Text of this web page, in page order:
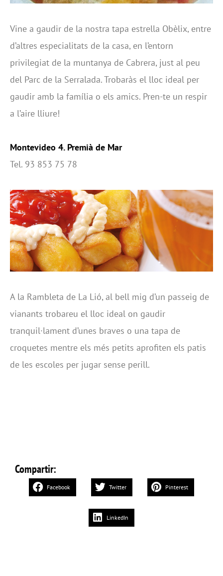
Vine a gaudir de la nostra tapa estrella Obèlix, entre
d’altres especialitats de la casa, en l’entorn
privilegiat de la muntanya de Cabrera, just al peu
del Parc de la Serralada. Trobaràs el lloc ideal per
gaudir amb la família o els amics. Pren-te un respir
a l’aire lliure!
Montevideo 4. Premià de Mar
Tel. 93 853 75 78
A la Rambleta de La Lió, al bell mig d’un passeig de
vianants trobareu el lloc ideal on gaudir
tranquil·lament d’unes braves o una tapa de
croquetes mentre els més petits aprofiten els patis
de les escoles per jugar sense perill.
Compartir:
Facebook Twitter Pinterest
LinkedIn